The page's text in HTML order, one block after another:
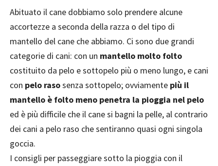
Abituato il cane dobbiamo solo prendere alcune
accortezze a seconda della razza o del tipo di
mantello del cane che abbiamo. Ci sono due grandi
categorie di cani: con un mantello molto folto
costituito da pelo e sottopelo più o meno lungo, e cani
con pelo rasosenza sottopelo; ovviamente più il
mantello è folto meno penetra la pioggia nel pelo
ed è più difficile che il cane si bagni la pelle, al contrario
dei cani a pelo raso che sentiranno quasi ogni singola
goccia.
I consigli per passeggiare sotto la pioggia con il